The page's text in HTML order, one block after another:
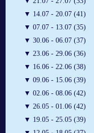
▼ 14.07 - 20.07 (41)
▼ 07.07 - 13.07 (35)
▼ 30.06 - 06.07 (37)
▼ 23.06 - 29.06 (36)
▼ 16.06 - 22.06 (38)
▼ 09.06 - 15.06 (39)
▼ 02.06 - 08.06 (42)
▼ 26.05 - 01.06 (42)
▼ 19.05 - 25.05 (39)